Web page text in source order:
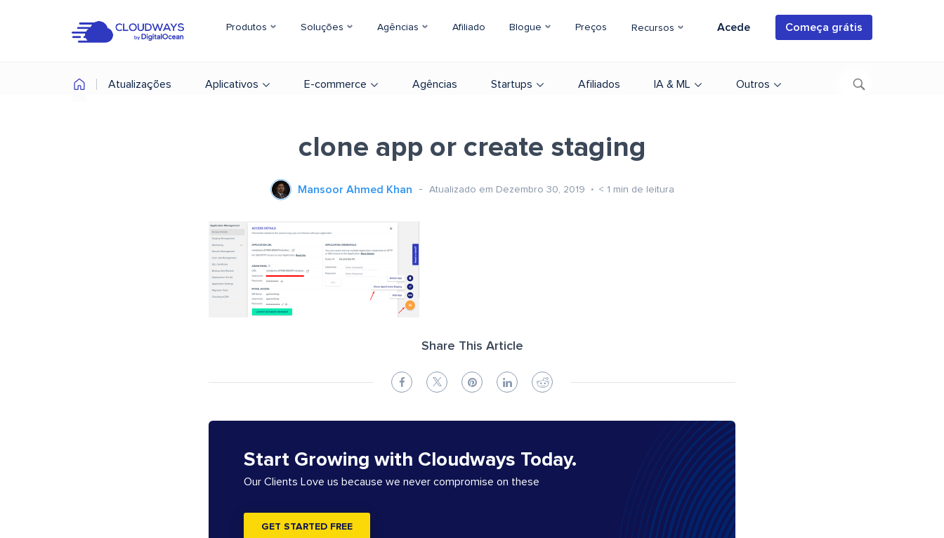
Produtos Soluções Agências Afiliado Blogue Preços Recursos Acede Começa grátis
Atualizações Aplicativos E-commerce Agências Startups Afiliados IA & ML Outros
clone app or create staging
Mansoor Ahmed Khan Atualizado em Dezembro 30, 2019 < 1 min de leitura
Share This Article
Start Growing with Cloudways Today.
Our Clients Love us because we never compromise on these
GET STARTED FREE